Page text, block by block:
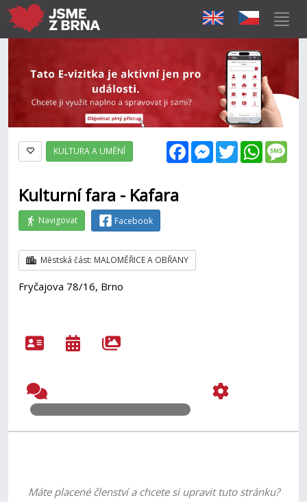
FacebookMessenger
Twitter
KULTURA A UMĚNÍ
Kulturní fara - Kafara
Navigovat Facebook
Městská část: MALOMĚŘICE A OBŘANY
Fryčajova 78/16, Brno
Máte placené členství a chcete si upravit tuto stránku?